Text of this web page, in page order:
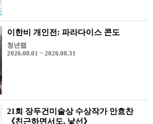
이한비 개인전: 파라다이스 콘도
청년랩
2026.08.01 ~ 2026.08.31
21회 장두건미술상 수상작가 안효찬
《친근하면서도, 낯선》